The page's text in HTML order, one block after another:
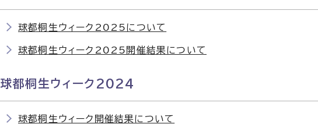
球都桐生ウィーク2025について
球都桐生ウィーク2025開催結果について
球都桐生ウィーク2024
球都桐生ウィーク開催結果について